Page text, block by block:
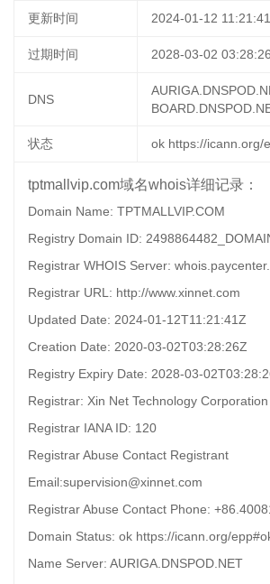
更新时间 2024-01-12 11:21:41
过期时间 2028-03-02 03:28:26
DNS
状态 ok https://icann.org/
tptmallvip.com域名whois详细记录：
Domain Name: TPTMALLVIP.COM
Registry Domain ID:
Registrar WHOIS Server:
Registrar URL: http://www.xinnet.com
Updated Date: 2024-01-12T11:21:41Z
Creation Date: 2020-03-02T03:28:26Z
Registry Expiry Date: 2028-03-
Registrar: Xin Net Technology Corporation
Registrar IANA ID: 120
Registrar Abuse Contact Registrant
Email:supervision@xinnet.com
Registrar Abuse Contact Phone:
Domain Status: ok https://icann.org/
Name Server: AURIGA.DNSPOD.NET